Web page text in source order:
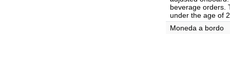
beverage orders.
under the age of
Moneda a bordo